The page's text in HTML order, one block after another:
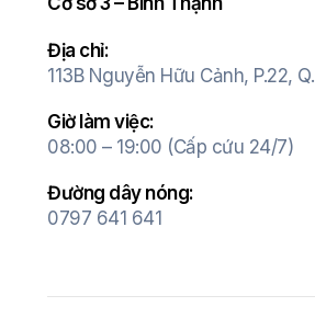
Địa chỉ:
113B Nguyễn Hữu Cảnh, P.22,
Giờ làm việc:
08:00 – 19:00 (Cấp cứu 24/7)
Đường dây nóng:
0797 641 641